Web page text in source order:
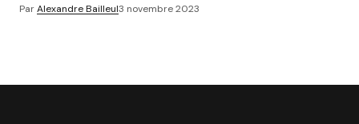
ParAlexandre Bailleul3 novembre 2023